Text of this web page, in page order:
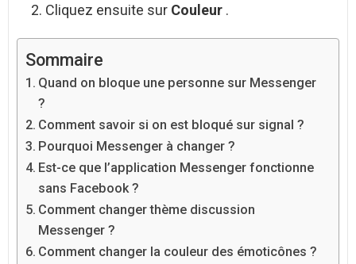
Cliquez ensuite sur Couleur .
Sommaire
Quand on bloque une personne sur Messenger
?
Comment savoir si on est bloqué sur signal ?
Pourquoi Messenger à changer ?
Est-ce que l’application Messenger fonctionne
sans Facebook ?
Comment changer thème discussion
Messenger ?
Comment changer la couleur des émoticônes ?